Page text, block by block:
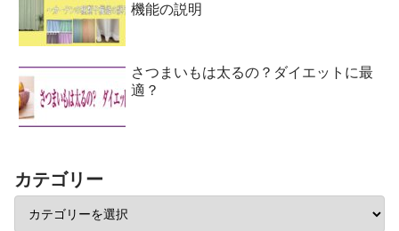
機能の説明
さつまいもは太るの？ダイエットに最
適？
カテゴリー